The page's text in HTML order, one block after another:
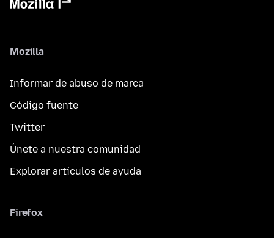
Mozilla
Informar de abuso de marca
Código fuente
Twitter
Únete a nuestra comunidad
Explorar artículos de ayuda
Firefox